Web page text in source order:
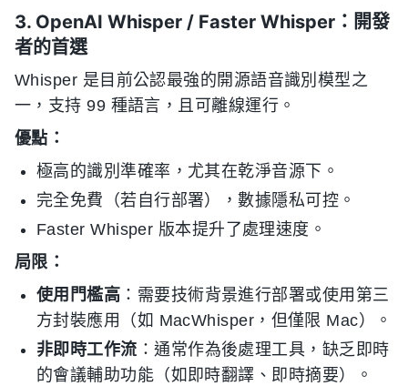
3. OpenAI Whisper / Faster Whisper：開發
者的首選
Whisper 是目前公認最強的開源語音識別模型之
一，支持 99 種語言，且可離線運行。
優點：
極高的識別準確率，尤其在乾淨音源下。
完全免費（若自行部署），數據隱私可控。
Faster Whisper 版本提升了處理速度。
局限：
使用門檻高 ：需要技術背景進行部署或使用第三
方封裝應用（如 MacWhisper，但僅限 Mac）。
非即時工作流 ：通常作為後處理工具，缺乏即時
的會議輔助功能（如即時翻譯、即時摘要）。